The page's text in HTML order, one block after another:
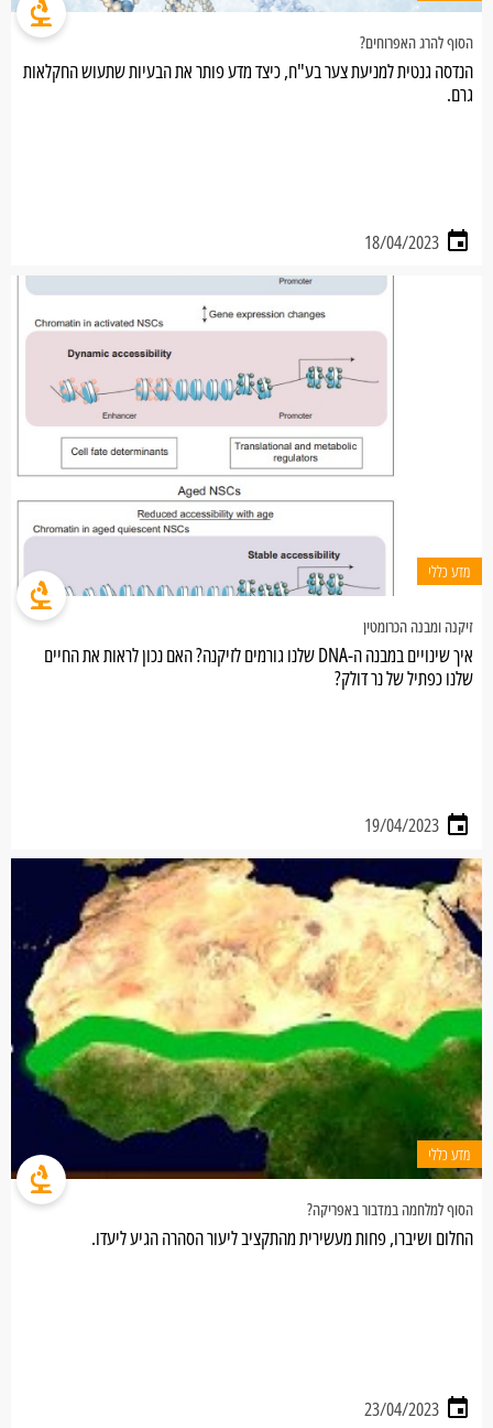
הסוף להרג האפרוחים?
הנדסה גנטית למניעת צער בע"ח, כיצד מדע פותר את הבעיות שתעוש החקלאות
גרם.
18/04/2023
מדע כללי
זיקנה ומבנה הכרומטין
איך שינויים במבנה ה-DNA שלנו גורמים לזיקנה? האם נכון לראות את החיים
שלנו כפתיל של נר דולק?
19/04/2023
מדע כללי
הסוף למלחמה במדבור באפריקה?
החלום ושיברו, פחות מעשירית מהתקציב ליעור הסהרה הגיע ליעדו.
23/04/2023